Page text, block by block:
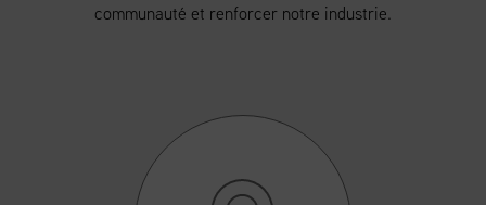
communauté et renforcer notre industrie.